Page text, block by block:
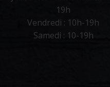
19h
Vendredi : 10h-19h
Samedi : 10-19h